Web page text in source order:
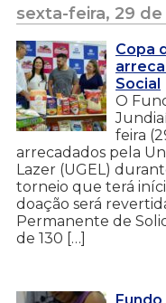
sexta-feira, 29
Copa
Social
O
feira
arrecadados pela
Lazer (UGEL)
torneio que terá
doação será
Permanente de
de 130 […]